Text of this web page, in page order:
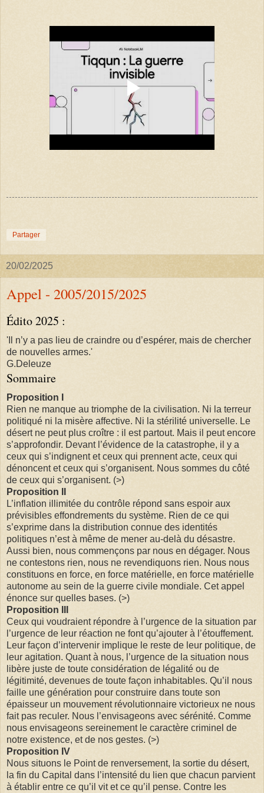
Partager
20/02/2025
Appel - 2005/2015/2025
Édito 2025 :
'Il n’y a pas lieu de craindre ou d’espérer, mais de chercher
de nouvelles armes.'
G.Deleuze
Sommaire
Proposition I
Rien ne manque au triomphe de la civilisation. Ni la terreur
politiqué ni la misère affective. Ni la stérilité universelle. Le
désert ne peut plus croître : il est partout. Mais il peut encore
s’approfondir. Devant l’évidence de la catastrophe, il y a
ceux qui s’indignent et ceux qui prennent acte, ceux qui
dénoncent et ceux qui s’organisent. Nous sommes du côté
de ceux qui s’organisent. (>)
Proposition II
L’inflation illimitée du contrôle répond sans espoir aux
prévisibles effondrements du système. Rien de ce qui
s’exprime dans la distribution connue des identités
politiques n’est à même de mener au-delà du désastre.
Aussi bien, nous commençons par nous en dégager. Nous
ne contestons rien, nous ne revendiquons rien. Nous nous
constituons en force, en force matérielle, en force matérielle
autonome au sein de la guerre civile mondiale. Cet appel
énonce sur quelles bases. (>)
Proposition III
Ceux qui voudraient répondre à l’urgence de la situation par
l’urgence de leur réaction ne font qu’ajouter à l’étouffement.
Leur façon d’intervenir implique le reste de leur politique, de
leur agitation. Quant à nous, l’urgence de la situation nous
libère juste de toute considération de légalité ou de
légitimité, devenues de toute façon inhabitables. Qu’il nous
faille une génération pour construire dans toute son
épaisseur un mouvement révolutionnaire victorieux ne nous
fait pas reculer. Nous l’envisageons avec sérénité. Comme
nous envisageons sereinement le caractère criminel de
notre existence, et de nos gestes. (>)
Proposition IV
Nous situons le Point de renversement, la sortie du désert,
la fin du Capital dans l’intensité du lien que chacun parvient
à établir entre ce qu’il vit et ce qu’il pense. Contre les